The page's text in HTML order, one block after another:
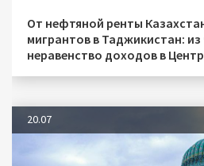
От нефтяной ренты
мигрантов в Таджикистан: из
неравенство доходов в
20.07